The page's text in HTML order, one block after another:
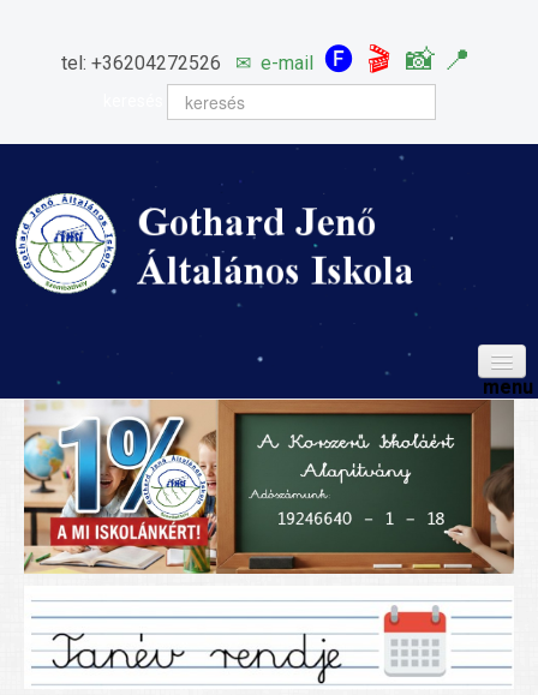
tel: +36204272526 ✉ e-mail 🅕 🎬 📸 📍
HÍREINK
ISKOLÁNK
Igazgatói köszöntő
Iskolánkról
Tanáraink
Tanéveink